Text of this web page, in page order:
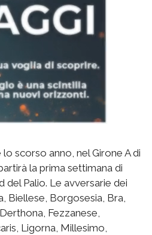
scorso anno, nel Girone A di
la prima settimana di
Palio. Le avversarie dei
Biellese, Borgosesia, Bra,
Fezzanese,
Ligorna, Millesimo,